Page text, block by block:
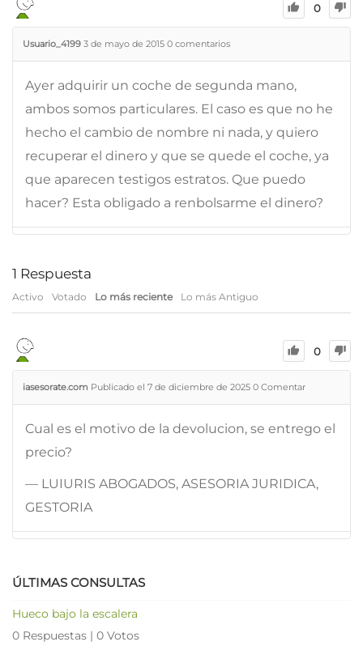
0
Usuario_4199 3 de mayo de 2015 0 comentarios
Ayer adquirir un coche de segunda mano,
ambos somos particulares. El caso es que no he
hecho el cambio de nombre ni nada, y quiero
recuperar el dinero y que se quede el coche, ya
que aparecen testigos estratos. Que puedo
hacer? Esta obligado a renbolsarme el dinero?
1 Respuesta
Activo Votado Lo más reciente Lo más Antiguo
0
iasesorate.com Publicado el 7 de diciembre de 2025 0 Comentar
Cual es el motivo de la devolucion, se entrego el
precio?
— LUIURIS ABOGADOS, ASESORIA JURIDICA,
GESTORIA
ÚLTIMAS CONSULTAS
Hueco bajo la escalera
0 Respuestas | 0 Votos